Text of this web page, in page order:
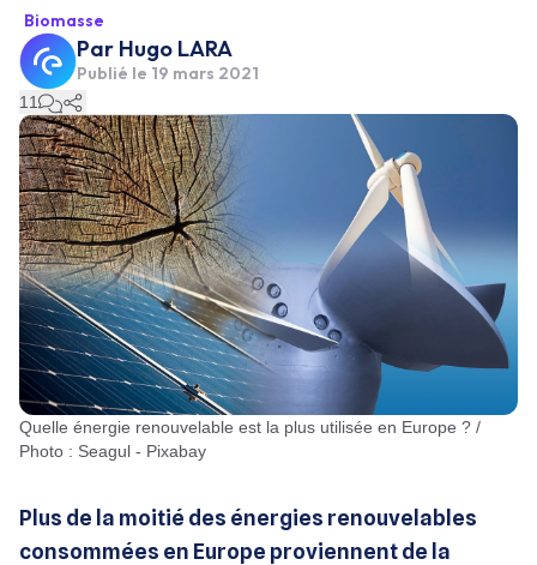
Biomasse
Par Hugo LARA
Publié le 19 mars 2021
11
Quelle énergie renouvelable est la plus utilisée en Europe ? /
Photo : Seagul - Pixabay
Plus de la moitié des énergies renouvelables
consommées en Europe proviennent de la